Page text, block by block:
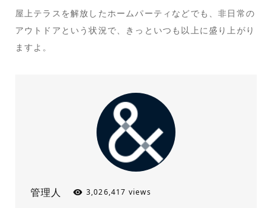
屋上テラスを解放したホームパーティなどでも、非日常の
アウトドアという状況で、きっといつも以上に盛り上がり
ますよ。
管理人 3,026,417 views